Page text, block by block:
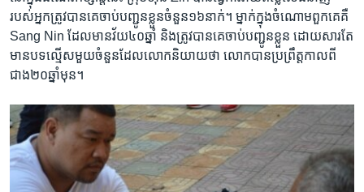
របស់​អ្នក​ត្រូវ​បាន​គេ​ចាប់​បញ្ជូន​ខ្លួន​ចំនួន​១៦នាក់។ ម្នាក់​ក្នុង​ចំណោម​ពួកគេ​គឺ​
Sang Nin ដែល​មាន​វ័យ​៤០ឆ្នាំ និង​ត្រូវ​បាន​គេ​ចាប់​បញ្ជូន​ខ្លួន​ ដោយសារ​តែ​
មាន​បទល្មើស​មួយ​ចំនួនដែលលោក​និយាយ​ថា លោក​បាន​ប្រព្រឹត្តកាល​ពី​
ជាង​២០ឆ្នាំ​មុន។